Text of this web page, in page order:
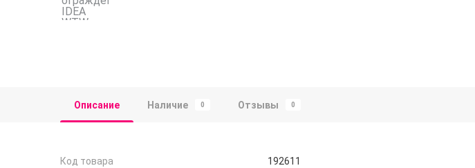
Описание Наличие 0 Отзывы 0
Код товара 192611